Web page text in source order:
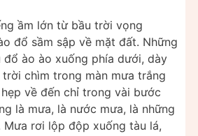
ầm lớn từ bầu trời vọng
đổ sầm sập về mặt đất. Những
ào ào xuống phía dưới, dày
chìm trong màn mưa trắng
về đến chỉ trong vài bước
là mưa, là nước mưa, là những
Mưa rơi lộp độp xuống tàu lá,